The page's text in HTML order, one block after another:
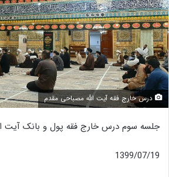
درس خارج فقه آیت الله مصباحی مقدم
جلسه سوم درس خارج فقه پول و بانک آیت
1399/07/19